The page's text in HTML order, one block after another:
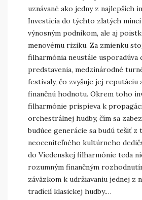
uznávané ako jedny z najlepších
Investícia do týchto zlatých
výnosným podnikom, ale aj
menovému riziku. Za zmienku
filharmónia neustále usporadúva
predstavenia, medzinárodné
festivaly, čo zvyšuje jej reputáciu
finančnú hodnotu. Okrem toho
filharmónie prispieva k
orchestrálnej hudby, čím sa
budúce generácie sa budú tešiť z
neoceniteľného kultúrneho
do Viedenskej filharmónie teda
rozumným finančným
záväzkom k udržiavaniu jednej z
tradícií klasickej hudby.…